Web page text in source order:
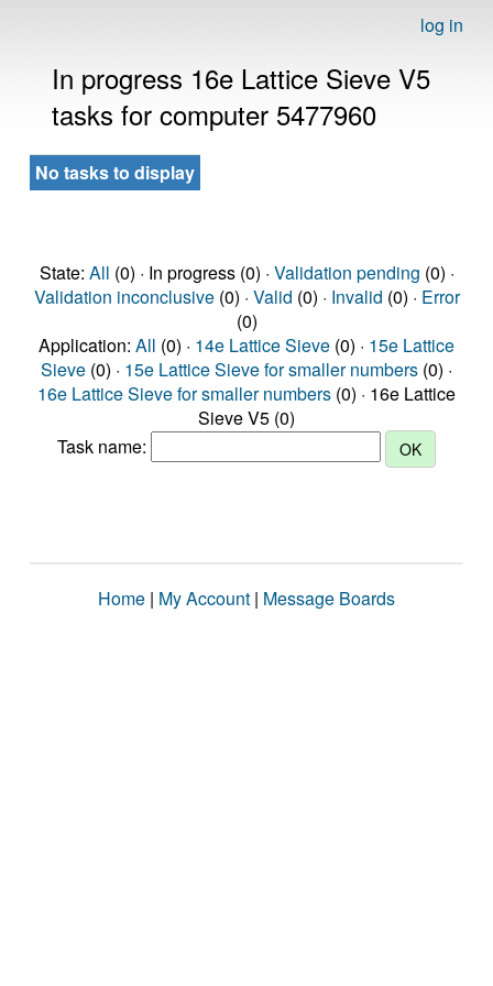
log in
In progress 16e Lattice Sieve V5
tasks for computer 5477960
No tasks to display
State: All (0) · In progress (0) · Validation pending (0) ·
Validation inconclusive(0) · Valid (0) · Invalid (0) · Error
(0)
Application: All (0) · 14e Lattice Sieve (0) · 15e Lattice
Sieve (0) · 15e Lattice Sieve for smaller numbers (0) ·
16e Lattice Sieve for smaller numbers (0) · 16e Lattice
Sieve V5 (0)
Task name:
Home | My Account | Message Boards